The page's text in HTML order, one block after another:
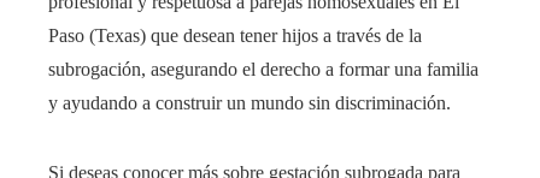
Paso (Texas) que desean tener hijos a través de la
subrogación, asegurando el derecho a formar una familia
y ayudando a construir un mundo sin discriminación.
Si deseas conocer más sobre gestación subrogada para